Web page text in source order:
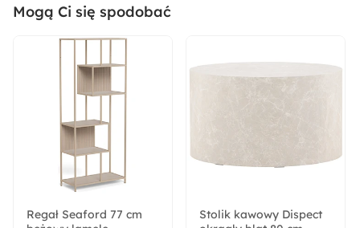
Materiał ramy:
Płyta wiórowa
Pomieszczenie:
Salon
Drewno
Mogą Ci się spodobać
Regał Seaford 77 cm
Stolik kawowy Dispect